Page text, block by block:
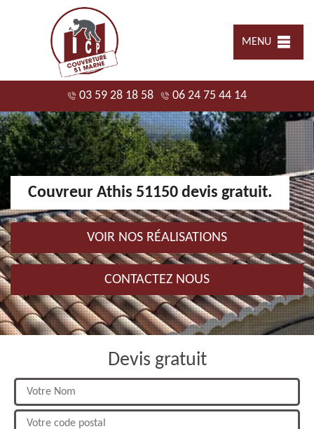
MENU
03 59 28 18 58 06 24 75 44 14
Couvreur Athis 51150 devis gratuit.
VOIR NOS RÉALISATIONS
CONTACTEZ NOUS
Devis gratuit